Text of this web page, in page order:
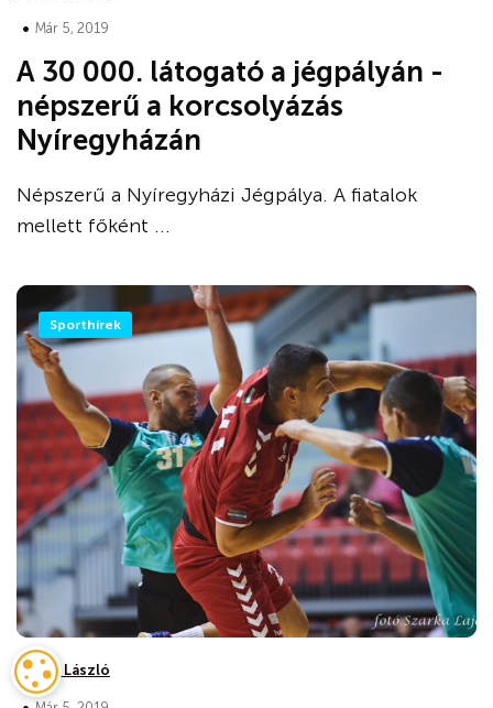
• Már 5, 2019
A 30 000. látogató a jégpályán -
népszerű a korcsolyázás
Nyíregyházán
Népszerű a Nyíregyházi Jégpálya. A fiatalok
mellett főként ...
Sporthírek
Dankó László